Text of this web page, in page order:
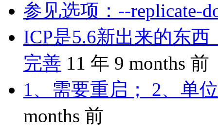
参见选项：--replicate-
ICP是5.6新出来的东
完善 11 年 9 months 前
1、需要重启； 2、单
months 前